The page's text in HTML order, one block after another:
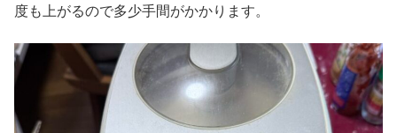
度も上がるので多少手間がかかります。